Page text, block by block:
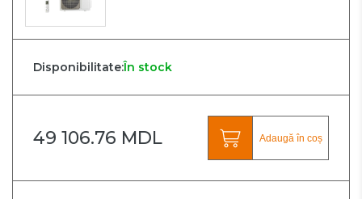
Disponibilitate:În stock
49 106.76 MDL Adaugă în coș